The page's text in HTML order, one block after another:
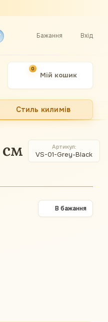
Бажання Вхід
0
Мій кошик
Стиль килимів
см Артикул
VS-01-Grey-Black
В бажання